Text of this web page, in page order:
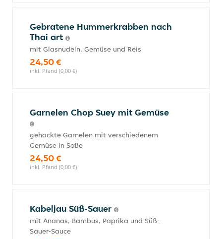
Gebratene Hummerkrabben nach
Thai art
mit Glasnudeln, Gemüse und Reis
24,50 €
inkl. Pfand (0,00 €)
Garnelen Chop Suey mit Gemüse
gehackte Garnelen mit verschiedenem
Gemüse in Soße
24,50 €
inkl. Pfand (0,00 €)
Kabeljau Süß-Sauer
mit Ananas, Bambus, Paprika und Süß-
Sauer-Sauce